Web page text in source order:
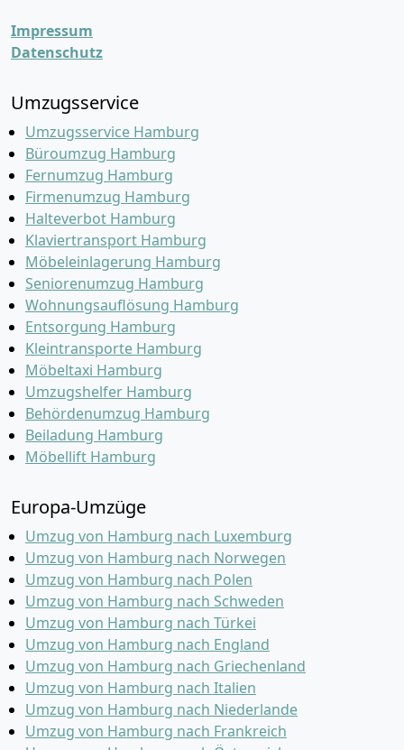
Impressum
Datenschutz
Umzugsservice
Umzugsservice Hamburg
Büroumzug Hamburg
Fernumzug Hamburg
Firmenumzug Hamburg
Halteverbot Hamburg
Klaviertransport Hamburg
Möbeleinlagerung Hamburg
Seniorenumzug Hamburg
Wohnungsauflösung Hamburg
Entsorgung Hamburg
Kleintransporte Hamburg
Möbeltaxi Hamburg
Umzugshelfer Hamburg
Behördenumzug Hamburg
Beiladung Hamburg
Möbellift Hamburg
Europa-Umzüge
Umzug von Hamburg nach Luxemburg
Umzug von Hamburg nach Norwegen
Umzug von Hamburg nach Polen
Umzug von Hamburg nach Schweden
Umzug von Hamburg nach Türkei
Umzug von Hamburg nach England
Umzug von Hamburg nach Griechenland
Umzug von Hamburg nach Italien
Umzug von Hamburg nach Niederlande
Umzug von Hamburg nach Frankreich